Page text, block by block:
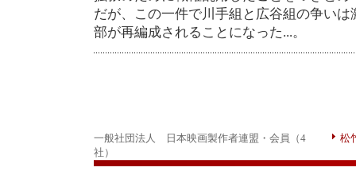
だが、この一件で川手組と広谷組の争い
部が再編成されることになった...。
一般社団法人 日本映画製作者連盟・会員（4
社）
松